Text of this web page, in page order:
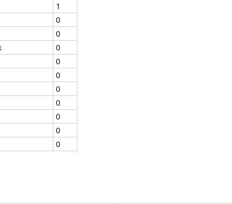
1
0
0
0
0
0
0
0
0
0
0